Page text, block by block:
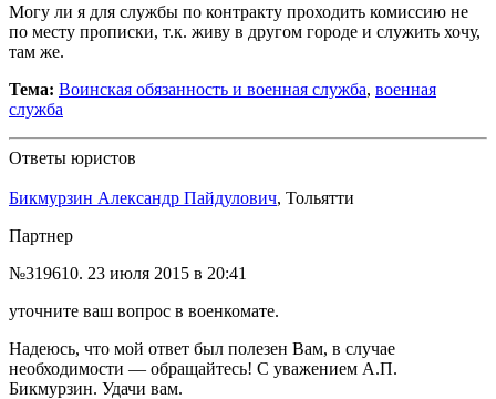
Могу ли я для службы по контракту проходить комиссию не
по месту прописки, т.к. живу в другом городе и служить хочу,
там же.
Тема: Воинская обязанность и военная служба, военная
служба
Ответы юристов
Бикмурзин Александр Пайдулович, Тольятти
Партнер
№319610. 23 июля 2015 в 20:41
уточните ваш вопрос в военкомате.
Надеюсь, что мой ответ был полезен Вам, в случае
необходимости — обращайтесь! С уважением А.П.
Бикмурзин. Удачи вам.